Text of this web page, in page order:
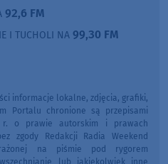
92,6 FM
I TUCHOLI NA 99,30 FM
informacje lokalne, zdjęcia, grafiki,
Portalu chronione są przepisami
o prawie autorskim i prawach
zgody Redakcji Radia Weekend
na piśmie pod rygorem
lub jakiekolwiek inne